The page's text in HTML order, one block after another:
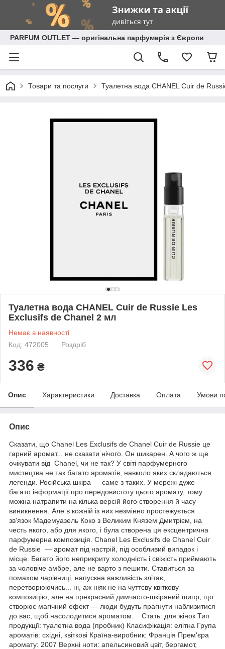
PARFUM OUTLET — оригінальна парфумерія з Європи
Товари та послуги Туалетна вода CHANEL Cuir de
Туалетна вода CHANEL Cuir de Russie Les
Exclusifs de Chanel 2 мл
Немає в наявності
Код: 472005
Роздріб
336 ₴
Опис Характеристики Доставка Оплата Умови
Опис
Сказати, що Chanel Les Exclusifs de Chanel Cuir de Russie це
гарний аромат... не сказати нічого. Он шикарен. А чого ж ще
очікувати від Chanel, чи не так? У світі парфумерного
мистецтва не так багато ароматів, навколо яких складаються
легенди. Російська шкіра — саме з таких. У мережі дуже
багато інформації про передовистоту цього аромату, тому
можна натрапити на кілька версій його створення й часу
виникнення. Але в кожній із них незмінно простежується
зв'язок Мадемуазель Коко з Великим Князем Дмитрієм, на
честь якого, або для якого, і була створена ця ексцентрична
парфумерна композиція. Chanel Les Exclusifs de Chanel Cuir
de Russie — аромат під настрій, під особливий випадок і
місце. Багато його неприкриту холодність і свіжість приймають
за чоловіче амбре, але не варто з пешити. Ставиться за
помахом чарівниці, напускна важливість злітає,
перетворюючись... ні, аж ніяк не на чуттєву квіткову
композицію, але на прекрасний димчасто-шкіряний шипр, що
створює магічний ефект — люди будуть прагнути наблизитися
до вас, щоб насолодитися ароматом. Стать: для жінок Тип
продукції: туалетна вода (пробник) Класифікація: елітна Група
ароматів: східні, квіткові Країна-виробник: Франція Прем'єра
аромату: 2007 Верхні ноти: апельсиновий цвіт, бергамот,